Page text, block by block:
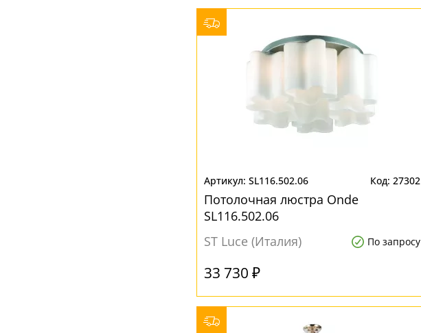
SL116.502.06 27302
Потолочная люстра Onde
SL116.502.06
ST Luce (Италия)
По запросу
33 730 ₽